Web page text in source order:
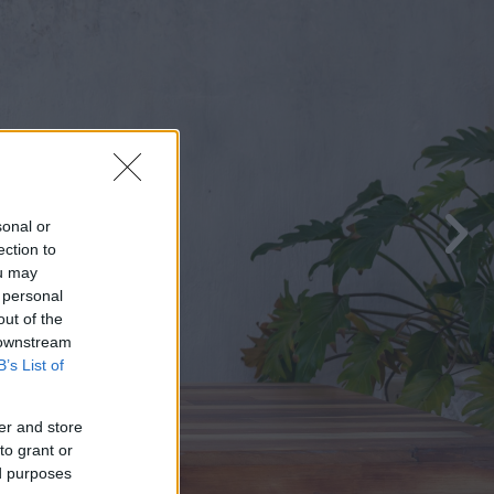
or
to
may
of the
List of
and store
grant or
purposes